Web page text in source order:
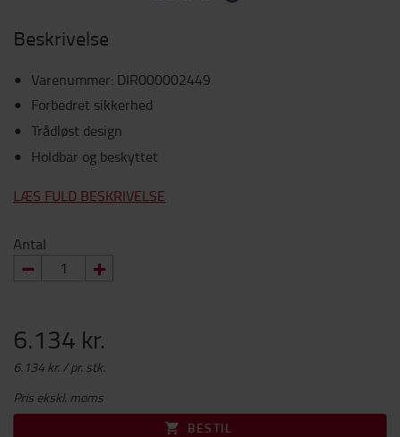
Beskrivelse
Varenummer: DIR000002449
Forbedret sikkerhed
Trådløst design
Holdbar og beskyttet
LÆS FULD BESKRIVELSE
Antal
6.134 kr.
6.134 kr. / pr. stk.
Pris ekskl. moms
BESTIL